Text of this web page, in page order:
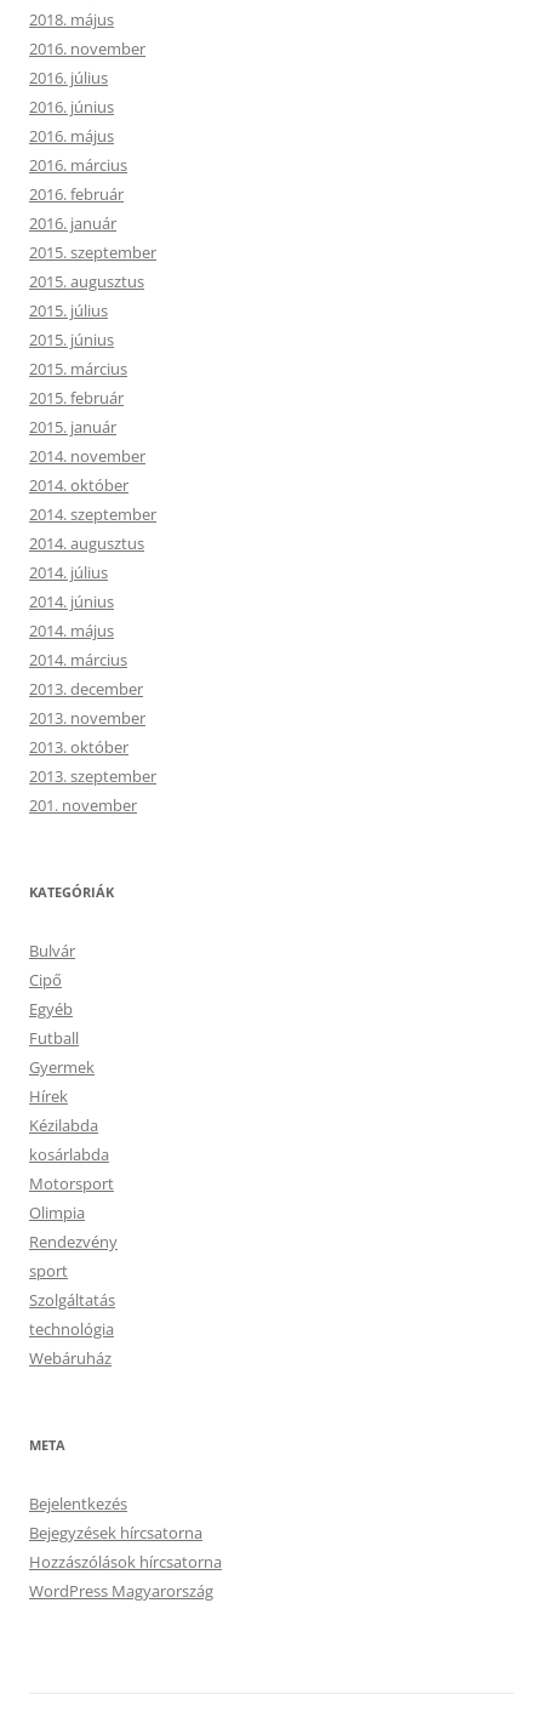
2018. május
2016. november
2016. július
2016. június
2016. május
2016. március
2016. február
2016. január
2015. szeptember
2015. augusztus
2015. július
2015. június
2015. március
2015. február
2015. január
2014. november
2014. október
2014. szeptember
2014. augusztus
2014. július
2014. június
2014. május
2014. március
2013. december
2013. november
2013. október
2013. szeptember
201. november
KATEGÓRIÁK
Bulvár
Cipő
Egyéb
Futball
Gyermek
Hírek
Kézilabda
kosárlabda
Motorsport
Olimpia
Rendezvény
sport
Szolgáltatás
technológia
Webáruház
META
Bejelentkezés
Bejegyzések hírcsatorna
Hozzászólások hírcsatorna
WordPress Magyarország